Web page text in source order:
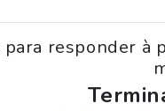
responder à